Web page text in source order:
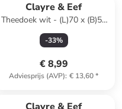
Clayre & Eef
Theedoek wit - (L)70 x (B)50
cm
-33%
€ 8,99
Adviesprijs (AVP): € 13,60*